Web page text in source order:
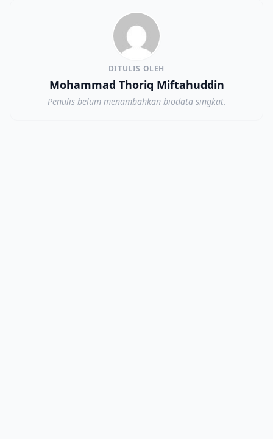
DITULIS OLEH
Mohammad Thoriq Miftahuddin
Penulis belum menambahkan biodata singkat.